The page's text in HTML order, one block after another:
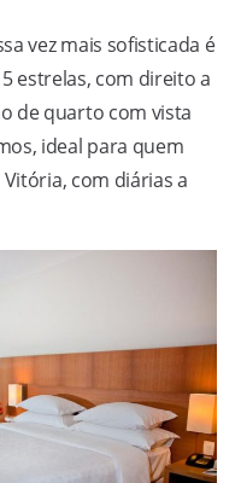
vez mais sofisticada é
estrelas, com direito a
de quarto com vista
ideal para quem
com diárias a